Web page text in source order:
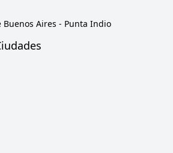
Buenos Aires - Punta Indio